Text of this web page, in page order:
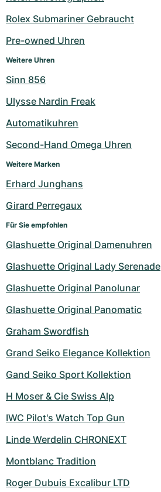
Rolex Submariner Gebraucht
Pre-owned Uhren
Weitere Uhren
Sinn 856
Ulysse Nardin Freak
Automatikuhren
Second-Hand Omega Uhren
Weitere Marken
Erhard Junghans
Girard Perregaux
Für Sie empfohlen
Glashuette Original Damenuhren
Glashuette Original Lady Serenade
Glashuette Original Panolunar
Glashuette Original Panomatic
Graham Swordfish
Grand Seiko Elegance Kollektion
Gand Seiko Sport Kollektion
H Moser & Cie Swiss Alp
IWC Pilot's Watch Top Gun
Linde Werdelin CHRONEXT
Montblanc Tradition
Roger Dubuis Excalibur LTD